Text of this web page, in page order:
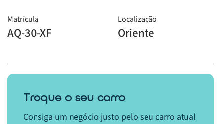
Matrícula
AQ-30-XF
Localização
Oriente
Troque o seu carro
Consiga um negócio justo pelo seu carro atual